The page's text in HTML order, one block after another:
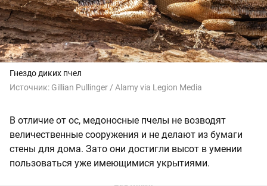
Гнездо диких пчел
Источник: Gillian Pullinger / Alamy via Legion Media
В отличие от ос, медоносные пчелы не возводят
величественные сооружения и не делают из бумаги
стены для дома. Зато они достигли высот в умении
пользоваться уже имеющимися укрытиями.